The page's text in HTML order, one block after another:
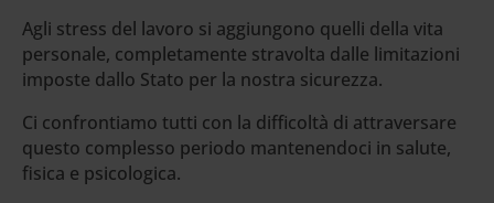
Agli stress del lavoro si aggiungono quelli della vita
personale, completamente stravolta dalle limitazioni
imposte dallo Stato per la nostra sicurezza.
Ci confrontiamo tutti con la difficoltà di attraversare
questo complesso periodo mantenendoci in salute,
fisica e psicologica.